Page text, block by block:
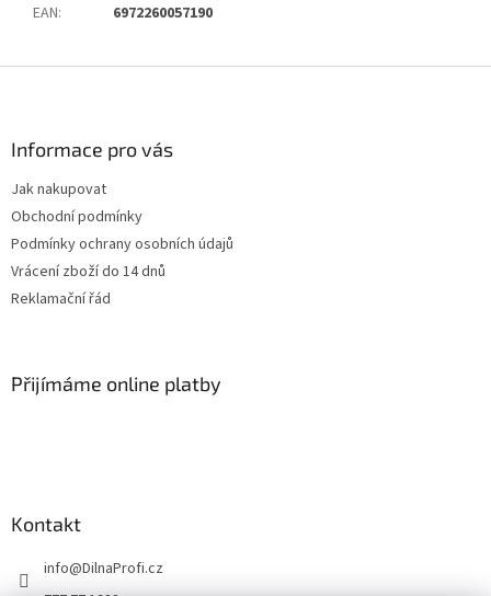
EAN: 6972260057190
Informace pro vás
Jak nakupovat
Obchodní podmínky
Podmínky ochrany osobních údajů
Vrácení zboží do 14 dnů
Reklamační řád
Přijímáme online platby
Kontakt
info@DilnaProfi.cz